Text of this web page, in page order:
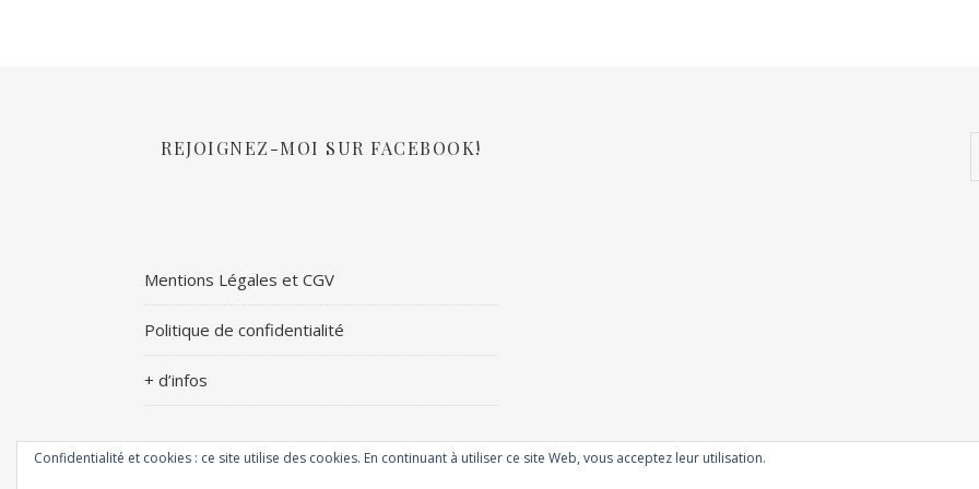
REJOIGNEZ-MOI SUR FACEBOOK!
Mentions Légales et CGV
Politique de confidentialité
+ d’infos
Confidentialité et cookies : ce site utilise des cookies. En continuant à utiliser ce site Web, vous acceptez leur utilisation.